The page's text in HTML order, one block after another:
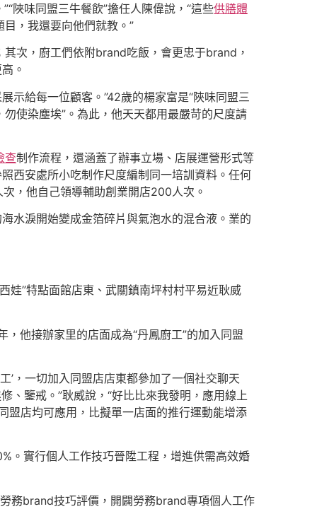
陜味同盟三牛餐飲”擔任人陳偉說，“這些供膳體
目，我還要向他們就教。”
次，廚工們依附brand吃飯，會更忠于brand，
。
示給每一位顧客。”42歲的楊家富是“陜味同盟三
使染塵埃”。為此，他天天都用最嚴苛的尺度請
查制作流程，還涵蓋了辦事立場、店展運營形式等
西安處所小吃制作尺度編制同一培訓資料。任何
，他自己領導輔助創業開店200人次。
水淚開始變成金箔碎片與氣泡水的混合液。業的
娃”特點面館店東、武關鎮南坪村村平易近耿威
他接辦家里的店面成為“丹鳳廚工”的加入同盟
’，一切加入同盟店店東都參加了一個社交聊天
、鑒戒。”耿威說，“好比比來我發明，應用線上
盟店均可應用，比擬單一店面的推行運動能增添
。實行個人工作技巧晉陞工程，增進供需高效婚
務brand技巧評價，開闢勞務brand專項個人工作